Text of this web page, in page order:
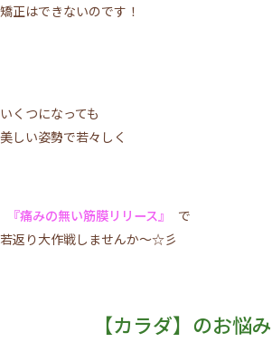
矯正はできないのです！
いくつになっても
美しい姿勢で若々しく
『痛みの無い筋膜リリース』
で
若返り大作戦しませんか～☆彡
【カラダ】のお悩み